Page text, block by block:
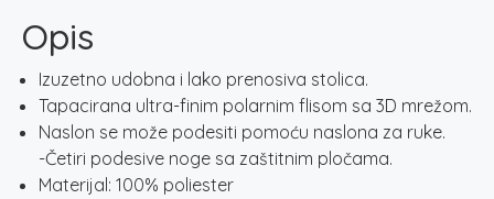
Opis
Izuzetno udobna i lako prenosiva stolica.
Tapacirana ultra-finim polarnim flisom sa 3D mrežom.
Naslon se može podesiti pomoću naslona za ruke.
-Četiri podesive noge sa zaštitnim pločama.
Materijal: 100% poliester